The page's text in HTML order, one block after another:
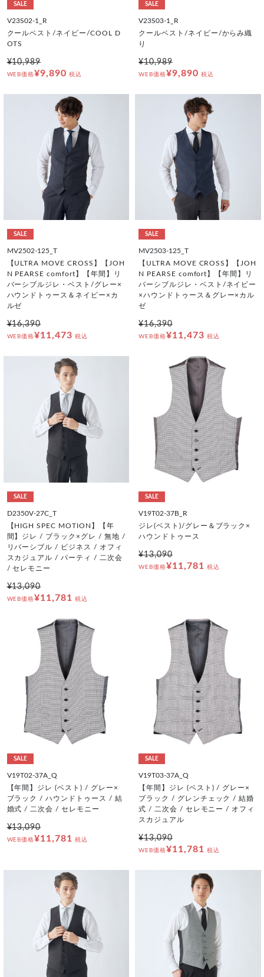
SALE
V23S02-1_R
クールベスト/ネイビー/COOL D
OTS
¥10,989
WEB価格¥9,890 税込
SALE
V23S03-1_R
クールベスト/ネイビー/からみ織
り
¥10,989
WEB価格¥9,890 税込
SALE
MV2502-125_T
【ULTRA MOVE CROSS】【JOH
N PEARSE comfort】【年間】リ
バーシブルジレ・ベスト/グレー×
ハウンドトゥース＆ネイビー×カ
ルゼ
¥16,390
WEB価格¥11,473 税込
SALE
MV2503-125_T
【ULTRA MOVE CROSS】【JOH
N PEARSE comfort】【年間】リ
バーシブルジレ・ベスト/ネイビー
×ハウンドトゥース＆グレー×カル
ゼ
¥16,390
WEB価格¥11,473 税込
SALE
D2350V-27C_T
【HIGH SPEC MOTION】【年
間】ジレ / ブラック×グレ / 無地 /
リバーシブル / ビジネス / オフィ
スカジュアル / パーティ / 二次会
/ セレモニー
¥13,090
WEB価格¥11,781 税込
SALE
V19T02-37B_R
ジレ(ベスト)/グレー＆ブラック×
ハウンドトゥース
¥13,090
WEB価格¥11,781 税込
SALE
V19T02-37A_Q
【年間】ジレ (ベスト) / グレー×
ブラック / ハウンドトゥース / 結
婚式 / 二次会 / セレモニー
¥13,090
WEB価格¥11,781 税込
SALE
V19T03-37A_Q
【年間】ジレ (ベスト) / グレー×
ブラック / グレンチェック / 結婚
式 / 二次会 / セレモニー / オフィ
スカジュアル
¥13,090
WEB価格¥11,781 税込